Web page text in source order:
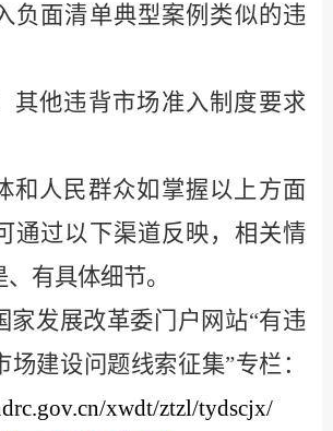
负面清单典型案例类似的违
其他违背市场准入制度要求
和人民群众如掌握以上方面
通过以下渠道反映，相关情
有具体细节。
家发展改革委门户网站“有违
场建设问题线索征集”专栏：
xwdt/ztzl/tydscjx/